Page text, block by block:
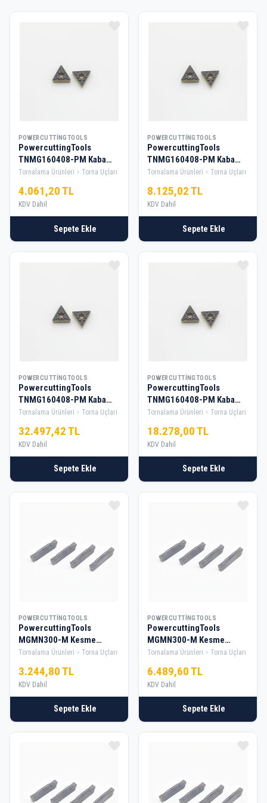
POWERCUTTINGTOOLS
PowercuttingTools
TNMG160408-PM Kaba
Tornalama Elması — 1 Kutu
Tornalama Ürünleri Torna Uçları
4.061,20 TL
KDV Dahil
Sepete Ekle
POWERCUTTINGTOOLS
PowercuttingTools
TNMG160408-PM Kaba
Tornalama Elması — 2 Kutu
Tornalama Ürünleri Torna Uçları
8.125,02 TL
KDV Dahil
Sepete Ekle
POWERCUTTINGTOOLS
PowercuttingTools
TNMG160408-PM Kaba
Tornalama Elması — 10
Tornalama Ürünleri Torna Uçları
32.497,42 TL
KDV Dahil
Sepete Ekle
POWERCUTTINGTOOLS
PowercuttingTools
TNMG160408-PM Kaba
Tornalama Elması — 5 Kutu
Tornalama Ürünleri Torna Uçları
18.278,00 TL
KDV Dahil
Sepete Ekle
POWERCUTTINGTOOLS
PowercuttingTools
MGMN300-M Kesme
Elması — 1 Kutu
Tornalama Ürünleri Torna Uçları
3.244,80 TL
KDV Dahil
Sepete Ekle
POWERCUTTINGTOOLS
PowercuttingTools
MGMN300-M Kesme
Elması — 2 Kutu
Tornalama Ürünleri Torna Uçları
6.489,60 TL
KDV Dahil
Sepete Ekle